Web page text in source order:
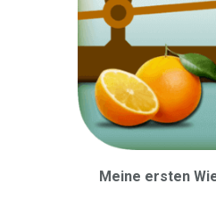
Meine ersten